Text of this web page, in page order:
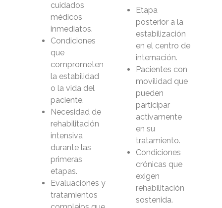
cuidados
médicos
inmediatos.
Condiciones
que
comprometen
la estabilidad
o la vida del
paciente.
Necesidad de
rehabilitación
intensiva
durante las
primeras
etapas.
Evaluaciones y
tratamientos
Etapa
posterior a la
estabilización
en el centro de
internación.
Pacientes con
movilidad que
pueden
participar
activamente
en su
tratamiento.
Condiciones
crónicas que
exigen
rehabilitación
sostenida.